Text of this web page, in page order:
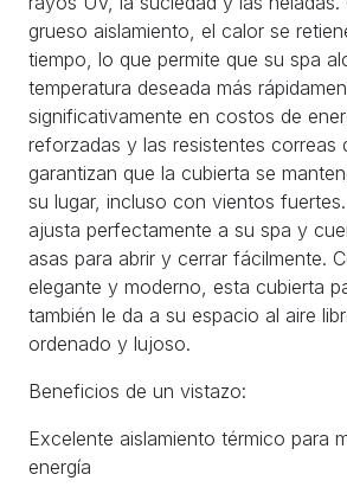
grueso aislamiento, el calor se
tiempo, lo que permite que su spa
temperatura deseada más
significativamente en costos de
reforzadas y las resistentes correas
garantizan que la cubierta se
su lugar, incluso con vientos
ajusta perfectamente a su spa y
asas para abrir y cerrar fácilmente.
elegante y moderno, esta cubierta
también le da a su espacio al aire
ordenado y lujoso.
Beneficios de un vistazo:
Excelente aislamiento térmico para
energía